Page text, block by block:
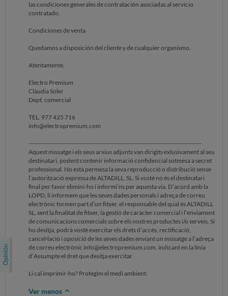
-------------------------------------------------------------------------------------
Aquest missatge i els seus arxius adjunts van dirigits exlusivament al seu
professional. No està permesa la seva reproducció o distribució sense
final per favor elimini-ho i informi’ns per aquesta via. D’acord amb la
electrònic formen part d’un fitxer, el responsable del qual és ALTADILL
de comunicacions comercials sobre els nostres productes i/o serveis. Si
ho desitja, podrà vostè exercitar els drets d’accés, rectificació,
cancel·lació i oposició de les seves dades enviant un missatge a l’adreça
d’Assumpte el dret que desitja exercitar.
las condiciones generales de contratación asociadas al servicio
contratado.
Condiciones de venta
Quedamos a disposición del cliente y de cualquier organismo.
Atentamente,
Electro Premium
Clàudia Soler
Dept. comercial
TEL. 977 425 716
info@electropremium.com
-------------------------------------------------------------------------------------
Aquest missatge i els seus arxius adjunts van dirigits exlusivament al seu
destinatari, podent contenir informació confidencial sotmesa a secret
professional. No està permesa la seva reproducció o distribució sense
l’autorització expressa de ALTADILL, SL. Si vosté no és el destinatari
final per favor elimini-ho i informi’ns per aquesta via. D’acord amb la
LOPD, li informem que les seves dades personals i adreça de correu
electrònic formen part d’un fitxer, el responsable del qual és ALTADILL
SL, sent la finalitat de fitxer, la gestió de caràcter comercial i l’enviament
de comunicacions comercials sobre els nostres productes i/o serveis. Si
ho desitja, podrà vostè exercitar els drets d’accés, rectificació,
cancel·lació i oposició de les seves dades enviant un missatge a l’adreça
de correu electrònic info@electropremium.com, indicant en la línia
d’Assumpte el dret que desitja exercitar.
Li cal imprimir-ho? Protegim el medi ambient.
Ver menos